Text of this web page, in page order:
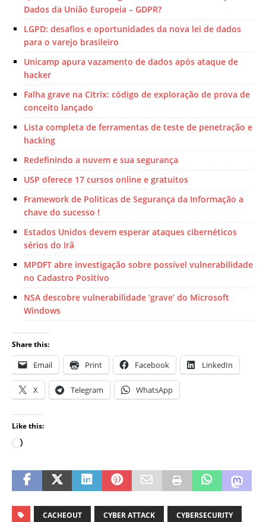
Dados da União Europeia – GDPR?
LGPD: desafios e oportunidades da nova lei de dados
para o varejo brasileiro
Unicamp apura vazamento de dados após ataque de
hacker
Falha grave na Citrix: código de exploração de prova de
conceito lançado
Lista completa de ferramentas de teste de penetração e
hacking
Redefinindo a nuvem e sua segurança
USP oferece 17 cursos online e gratuitos
Framework de Politicas de Segurança da Informação a
chave do sucesso !
Estados Unidos devem esperar ataques cibernéticos
sérios do Irã
MPDFT abre investigação sobre possível vulnerabilidade
no Cadastro Positivo
NSA descobre vulnerabilidade ‘grave’ do Microsoft
Windows
Share this:
Email Print Facebook LinkedIn
X Telegram WhatsApp
Like this:
CACHEOUT CYBER ATTACK CYBERSECURITY